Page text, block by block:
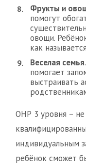
Фрукты и
помогут
овощи.
как
Веселая семья
помогает
выстраивать
ОНР 3 уровня – не
индивидуальным
ребёнок сможет